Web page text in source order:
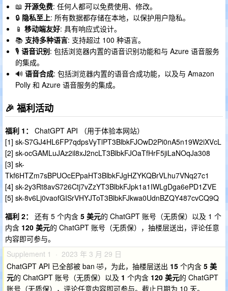
📖 开源免费: 任何人都可以免费使用、修改。
🔒 隐私至上: 所有数据都存储在本地，以保护用户隐私。
📱 移动端友好: 具有响应式设计。
📚 支持多种语言: 支持超过 100 种语言。
🎙 语音识别: 包括浏览器内置的语音识别功能和与 Azure 语音服务
的集成。
🔊 语音合成: 包括浏览器内置的语音合成功能，以及与 Amazon
Polly 和 Azure 语音服务的集成。
🎉 福利活动
福利 1：
ChatGPT API （用于体验本网站）
[1] 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
[2] 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
[3] sk-
Tkf6HTZm7sBPUOcEPpaHT3BlbkFJgHZYKQBrVLhu7VNq27c1
[4] 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
[5] 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
福利 2：
还有 5 个内含 5 美元的 ChatGPT 账号（无质保）以及 1 个
内含 120 美元的 ChatGPT 账号（无质保），抽楼层送出，评论任意
内容即可参与。
Supplement 1 · 2023 年 3 月 29 日
ChatGPT API 已全部被 ban 🤣，为此，抽楼层送出 15 个内含 5 美
元的 ChatGPT 账号（无质保）以及 1 个内含 120 美元的 ChatGPT
账号（无质保），评论任意内容即可参与。截止日期为 10 天。